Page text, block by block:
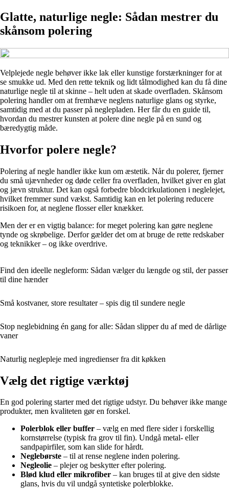
Glatte, naturlige negle: Sådan mestrer du
skånsom polering
Velplejede negle behøver ikke lak eller kunstige forstærkninger for at
se smukke ud. Med den rette teknik og lidt tålmodighed kan du få dine
naturlige negle til at skinne – helt uden at skade overfladen. Skånsom
polering handler om at fremhæve neglens naturlige glans og styrke,
samtidig med at du passer på neglepladen. Her får du en guide til,
hvordan du mestrer kunsten at polere dine negle på en sund og
bæredygtig måde.
Hvorfor polere negle?
Polering af negle handler ikke kun om æstetik. Når du polerer, fjerner
du små ujævnheder og døde celler fra overfladen, hvilket giver en glat
og jævn struktur. Det kan også forbedre blodcirkulationen i neglelejet,
hvilket fremmer sund vækst. Samtidig kan en let polering reducere
risikoen for, at neglene flosser eller knækker.
Men der er en vigtig balance: for meget polering kan gøre neglene
tynde og skrøbelige. Derfor gælder det om at bruge de rette redskaber
og teknikker – og ikke overdrive.
Find den ideelle negleform: Sådan vælger du længde og stil, der passer
til dine hænder
Små kostvaner, store resultater – spis dig til sundere negle
Stop neglebidning én gang for alle: Sådan slipper du af med de dårlige
vaner
Naturlig neglepleje med ingredienser fra dit køkken
Vælg det rigtige værktøj
En god polering starter med det rigtige udstyr. Du behøver ikke mange
produkter, men kvaliteten gør en forskel.
Polerblok eller buffer – vælg en med flere sider i forskellig
kornstørrelse (typisk fra grov til fin). Undgå metal- eller
sandpapirfiler, som kan slide for hårdt.
Neglebørste – til at rense neglene inden polering.
Negleolie – plejer og beskytter efter polering.
Blød klud eller mikrofiber – kan bruges til at give den sidste
glans, hvis du vil undgå syntetiske polerblokke.